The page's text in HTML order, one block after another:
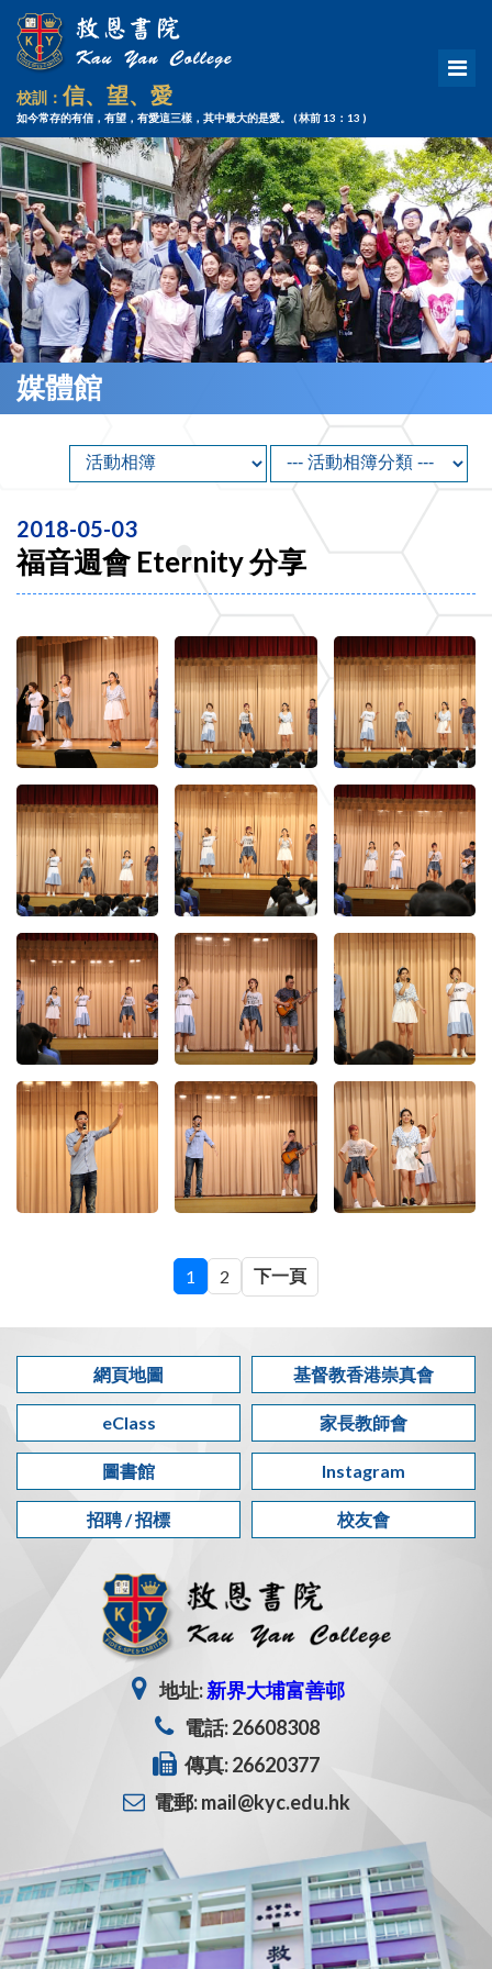
校訓：信、望、愛
如今常存的有信，有望，有愛這三樣，其中最大的是愛。 ( 林前 13：13 )
媒體館
2018-05-03
福音週會 Eternity 分享
1 2 下一頁
網頁地圖 基督教香港崇真會
eClass 家長教師會
圖書館 Instagram
招聘 / 招標 校友會
地址:新界大埔富善邨
電話: 26608308
傳真: 26620377
電郵: mail@kyc.edu.hk